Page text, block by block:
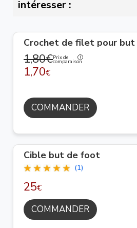
intéresser :
Crochet de filet pour but
1,80€Prix de
comparaison
1,70€
COMMANDER
Cible but de foot
(1)
25€
COMMANDER